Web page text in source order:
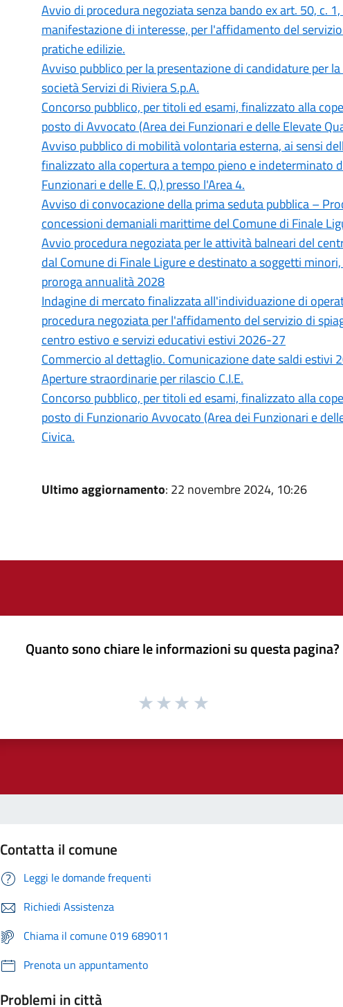
Avvio di procedura negoziata senza bando ex art. 50, c.
manifestazione di interesse, per l'affidamento del
pratiche edilizie.
Avviso pubblico per la presentazione di candidature per
società Servizi di Riviera S.p.A.
Concorso pubblico, per titoli ed esami, finalizzato alla
posto di Avvocato (Area dei Funzionari e delle Elevate
Avviso pubblico di mobilità volontaria esterna, ai sensi
finalizzato alla copertura a tempo pieno e indeterminato
Funzionari e delle E. Q.) presso l'Area 4.
Avviso di convocazione della prima seduta pubblica –
concessioni demaniali marittime del Comune di Finale
Avvio procedura negoziata per le attività balneari del
dal Comune di Finale Ligure e destinato a soggetti
proroga annualità 2028
Indagine di mercato finalizzata all'individuazione di
procedura negoziata per l'affidamento del servizio di
centro estivo e servizi educativi estivi 2026-27
Commercio al dettaglio. Comunicazione date saldi estivi
Aperture straordinarie per rilascio C.I.E.
Concorso pubblico, per titoli ed esami, finalizzato alla
posto di Funzionario Avvocato (Area dei Funzionari e
Civica.
Ultimo aggiornamento: 22 novembre 2024, 10:26
Quanto sono chiare le informazioni su questa pagina?
Contatta il comune
Leggi le domande frequenti
Richiedi Assistenza
Chiama il comune 019 689011
Prenota un appuntamento
Problemi in città